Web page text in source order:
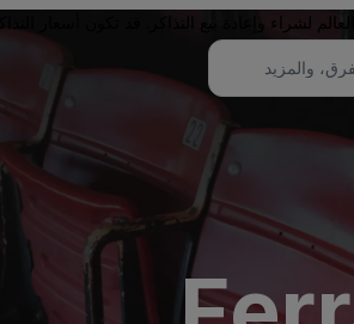
لشراء وإعادة بيع التذاكر. قد تكون أسعار